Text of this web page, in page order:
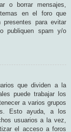
o borrar mensajes,
en el foro que
presentes para evitar
publiquen spam y/o
que dividen a la
puede trabajar los
a varios grupos
Esto ayuda, a los
usuarios a la vez,
el acceso a foros